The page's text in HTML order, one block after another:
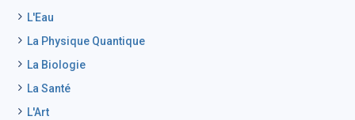
L'Eau
La Physique Quantique
La Biologie
La Santé
L'Art